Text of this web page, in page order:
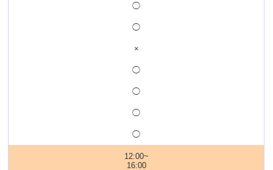
◯
◯
×
◯
◯
◯
◯
12:00~
16:00